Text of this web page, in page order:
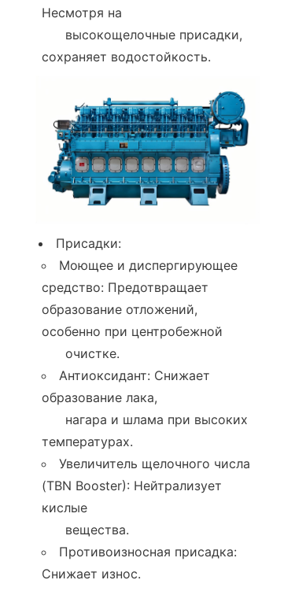
Несмотря на
сохраняет водостойкость.
Присадки:
Моющее и диспергирующее
средство: Предотвращает
образование отложений,
особенно при центробежной
      очистке.
Антиоксидант: Снижает
образование лака,
температурах.
Увеличитель щелочного числа
(TBN Booster): Нейтрализует
кислые
      вещества.
Противоизносная присадка:
Снижает износ.